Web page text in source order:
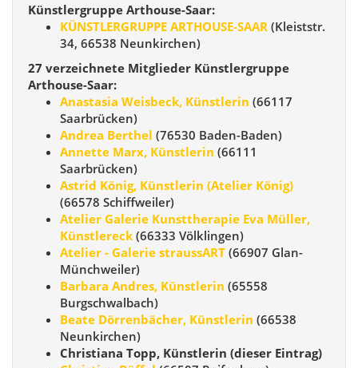
Künstlergruppe Arthouse-Saar:
KÜNSTLERGRUPPE ARTHOUSE-SAAR (Kleiststr.
34, 66538 Neunkirchen)
27 verzeichnete Mitglieder Künstlergruppe
Arthouse-Saar:
Anastasia Weisbeck, Künstlerin (66117
Saarbrücken)
Andrea Berthel (76530 Baden-Baden)
Annette Marx, Künstlerin (66111
Saarbrücken)
Astrid König, Künstlerin (Atelier König)
(66578 Schiffweiler)
Atelier Galerie Kunsttherapie Eva Müller,
Künstlereck (66333 Völklingen)
Atelier - Galerie straussART (66907 Glan-
Münchweiler)
Barbara Andres, Künstlerin (65558
Burgschwalbach)
Beate Dörrenbächer, Künstlerin (66538
Neunkirchen)
Christiana Topp, Künstlerin (dieser Eintrag)